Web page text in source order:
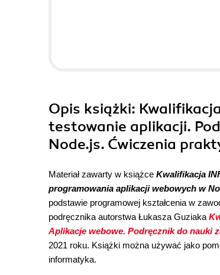
Opis książki:
testowanie aplikacji.
Node.js. Ćwiczenia
Materiał zawarty w książce Kwalifikacja
programowania aplikacji webowych w
podstawie programowej kształcenia w
podręcznika autorstwa Łukasza Guziaka
Aplikacje webowe. Podręcznik do nauki
2021 roku. Książki można używać jako
informatyka.